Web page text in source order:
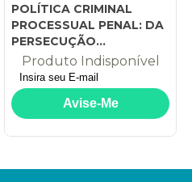
POLÍTICA CRIMINAL
PROCESSUAL PENAL: DA
PERSECUÇÃO
PROCESSUAL PENAL À
POLÍTICA CRIMINAL
PERSECUTÓRIA
Produto Indisponível